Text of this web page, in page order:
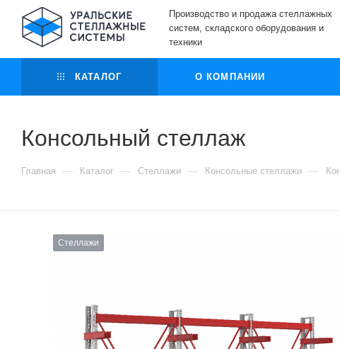
Производство и продажа стеллажных
систем, складского оборудования и
техники
КАТАЛОГ О КОМПАНИИ
Консольный стеллаж
Главная — Каталог — Стеллажи — Консольные стеллажи —
Стеллажи